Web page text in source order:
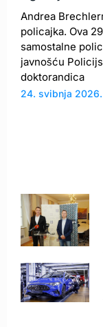
Andrea
policajka. Ova
samostalne
javnošću
doktorandica
24. svibnja 2026.